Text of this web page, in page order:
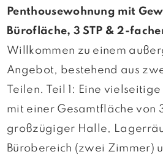
Penthousewohnung mit
Bürofläche, 3 STP & 2-
Willkommen zu einem
Angebot, bestehend aus
Teilen. Teil 1: Eine
mit einer Gesamtfläche von
großzügiger Halle,
Bürobereich (zwei Zimmer)